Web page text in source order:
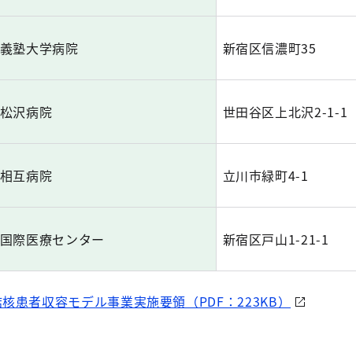
塾大学病院 新宿区信濃町35
沢病院 世田谷区上北沢2-1-1
互病院 立川市緑町4-1
際医療センター 新宿区戸山1-21-1
患者収容モデル事業実施要領（PDF：223KB）